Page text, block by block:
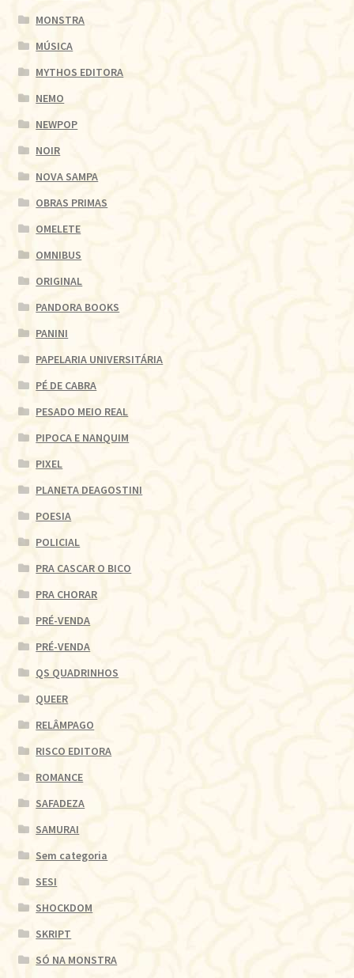
MONSTRA
MÚSICA
MYTHOS EDITORA
NEMO
NEWPOP
NOIR
NOVA SAMPA
OBRAS PRIMAS
OMELETE
OMNIBUS
ORIGINAL
PANDORA BOOKS
PANINI
PAPELARIA UNIVERSITÁRIA
PÉ DE CABRA
PESADO MEIO REAL
PIPOCA E NANQUIM
PIXEL
PLANETA DEAGOSTINI
POESIA
POLICIAL
PRA CASCAR O BICO
PRA CHORAR
PRÉ-VENDA
PRÉ-VENDA
QS QUADRINHOS
QUEER
RELÂMPAGO
RISCO EDITORA
ROMANCE
SAFADEZA
SAMURAI
Sem categoria
SESI
SHOCKDOM
SKRIPT
SÓ NA MONSTRA